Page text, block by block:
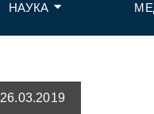
НАУКА
26.03.2019